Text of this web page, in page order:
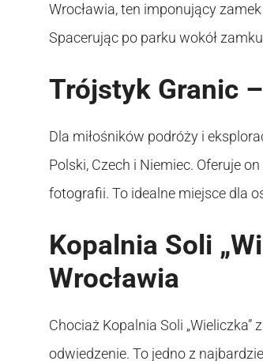
Wrocławia, ten imponujący
Spacerując po parku wokół
Trójstyk Granic
Dla miłośników podróży i
Polski, Czech i Niemiec. Oferuje
fotografii. To idealne miejsce dla
Kopalnia Soli
Wrocławia
Chociaż Kopalnia Soli
odwiedzenie. To jedno z